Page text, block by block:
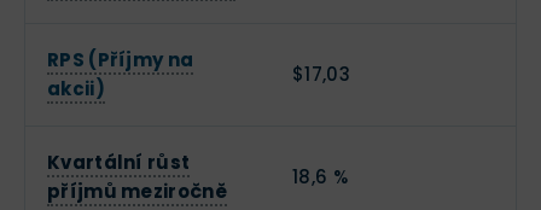
RPS (Příjmy na
akcii)
$17,03
Kvartální růst
příjmů meziročně
18,6 %